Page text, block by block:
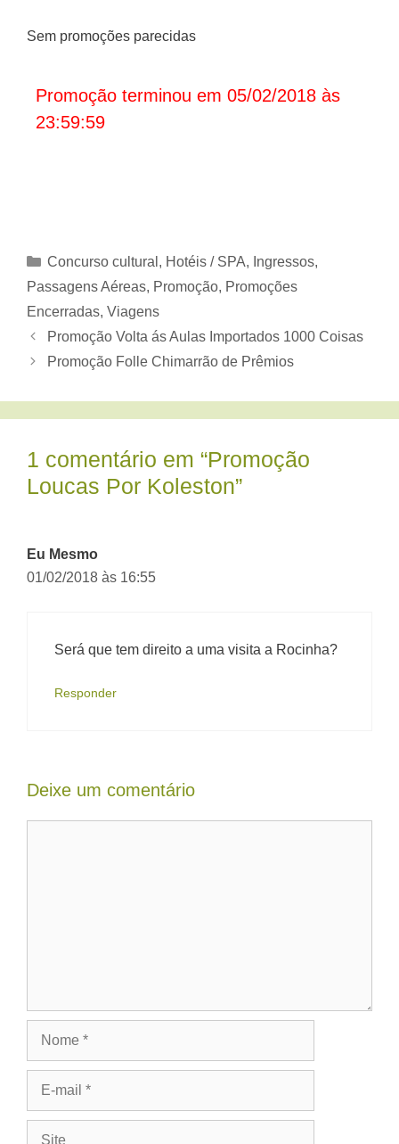
Sem promoções parecidas
Promoção terminou em 05/02/2018 às
23:59:59
Categorias
Concurso cultural , Hotéis / SPA, Ingressos,
Passagens Aéreas, Promoção, Promoções
Encerradas, Viagens
Promoção Volta ás Aulas Importados 1000 Coisas
Promoção Folle Chimarrão de Prêmios
1 comentário em “Promoção
Loucas Por Koleston”
Eu Mesmo
01/02/2018 às 16:55
Será que tem direito a uma visita a Rocinha?
Responder
Deixe um comentário